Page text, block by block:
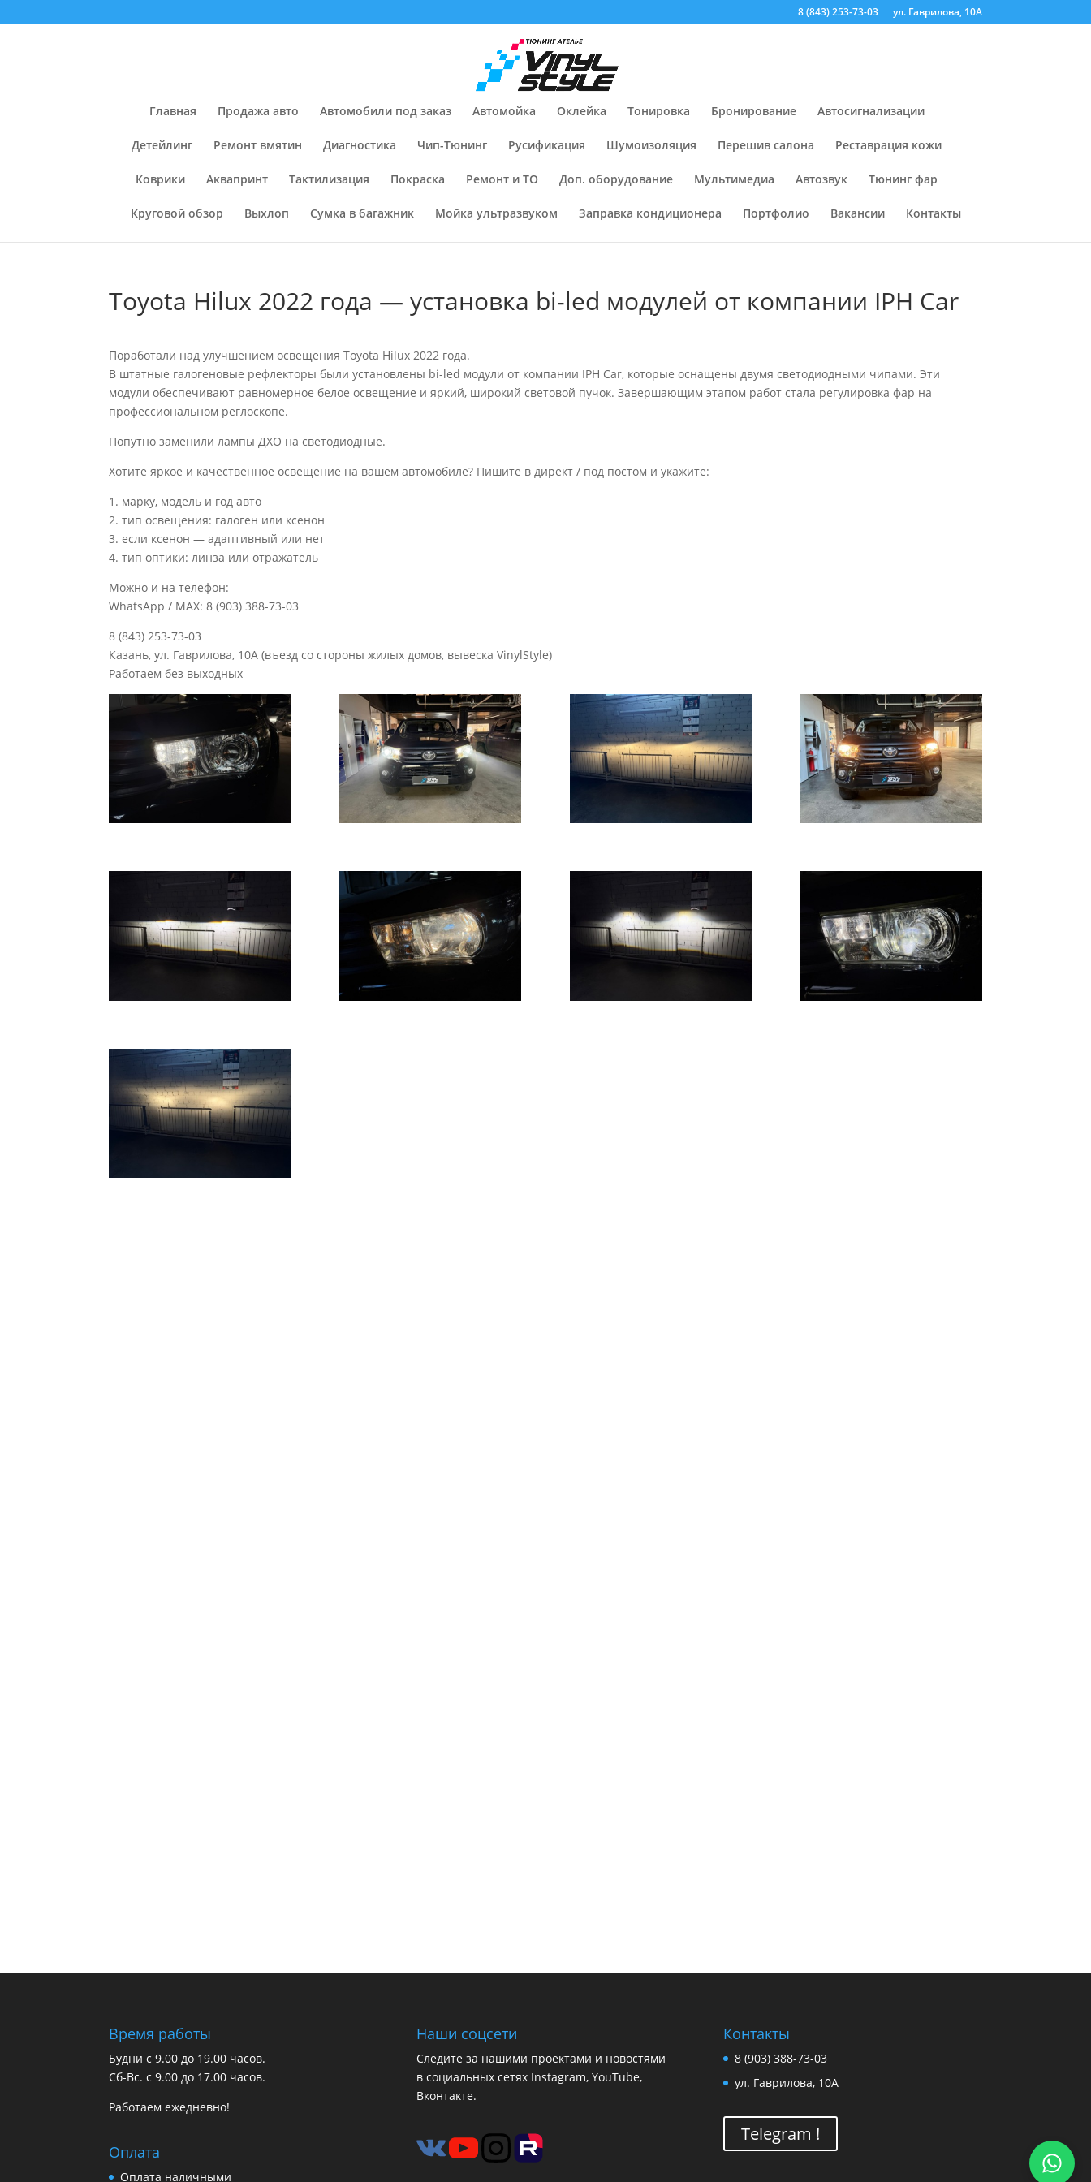
8 (843) 253-73-03 ул. Гаврилова, 10А
Главная Продажа авто Автомобили под заказ Автомойка Оклейка Тонировка Бронирование Автосигнализации
Детейлинг Ремонт вмятин Диагностика Чип-Тюнинг Русификация Шумоизоляция Перешив салона Реставрация кожи
Коврики Аквапринт Тактилизация Покраска Ремонт и ТО Доп. оборудование Мультимедиа Автозвук Тюнинг фар
Круговой обзор Выхлоп Сумка в багажник Мойка ультразвуком Заправка кондиционера Портфолио Вакансии Контакты
Toyota Hilux 2022 года — установка bi-led модулей от компании IPH Car
Поработали над улучшением освещения Toyota Hilux 2022 года.
В штатные галогеновые рефлекторы были установлены bi-led модули от компании IPH Car, которые оснащены двумя светодиодными чипами. Эти
модули обеспечивают равномерное белое освещение и яркий, широкий световой пучок. Завершающим этапом работ стала регулировка фар на
профессиональном реглоскопе.
Попутно заменили лампы ДХО на светодиодные.
Хотите яркое и качественное освещение на вашем автомобиле? Пишите в директ / под постом и укажите:
1. марку, модель и год авто
2. тип освещения: галоген или ксенон
3. если ксенон — адаптивный или нет
4. тип оптики: линза или отражатель
Можно и на телефон:
WhatsApp / MAX: 8 (903) 388-73-03
8 (843) 253-73-03
Казань, ул. Гаврилова, 10А (въезд со стороны жилых домов, вывеска VinylStyle)
Работаем без выходных
Время работы
Будни с 9.00 до 19.00 часов.
Сб-Вс. с 9.00 до 17.00 часов.
Работаем ежедневно!
Оплата
Оплата наличными
Наши соцсети
Следите за нашими проектами и новостями
в социальных сетях Instagram, YouTube,
Вконтакте.
Контакты
8 (903) 388-73-03
ул. Гаврилова, 10А
Telegram !